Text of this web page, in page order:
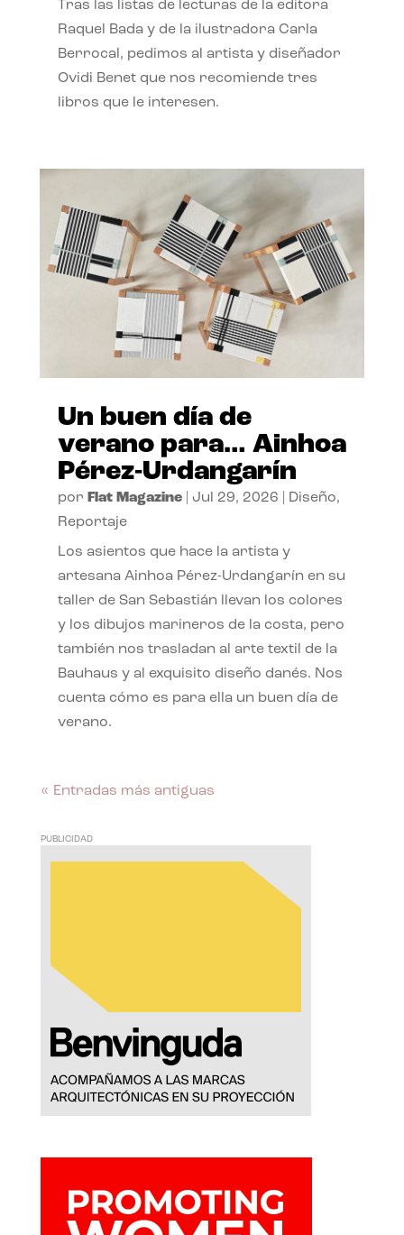
Tras las listas de lecturas de la editora
Raquel Bada y de la ilustradora Carla
Berrocal, pedimos al artista y diseñador
Ovidi Benet que nos recomiende tres
libros que le interesen.
Un buen día de
verano para… Ainhoa
Pérez-Urdangarín
por Flat Magazine| Jul 29, 2026 Diseño,
Reportaje
Los asientos que hace la artista y
artesana Ainhoa Pérez-Urdangarín en su
taller de San Sebastián llevan los colores
y los dibujos marineros de la costa, pero
también nos trasladan al arte textil de la
Bauhaus y al exquisito diseño danés. Nos
cuenta cómo es para ella un buen día de
verano.
« Entradas más antiguas
PUBLICIDAD